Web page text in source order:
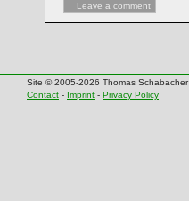
Leave a comment
Site © 2005-2026 Thomas Schabacher
Contact - Imprint - Privacy Policy